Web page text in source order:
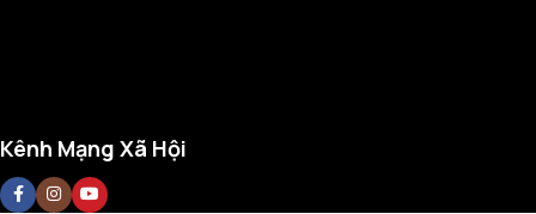
Kênh Mạng Xã Hội